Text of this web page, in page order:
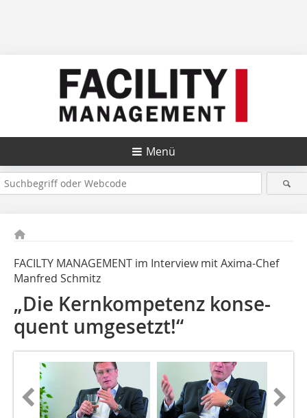
Menü
FACILTY MANAGEMENT im Interview mit Axima-Chef
Manfred Schmitz
„Die Kernkompetenz konse­
quent umgesetzt!“